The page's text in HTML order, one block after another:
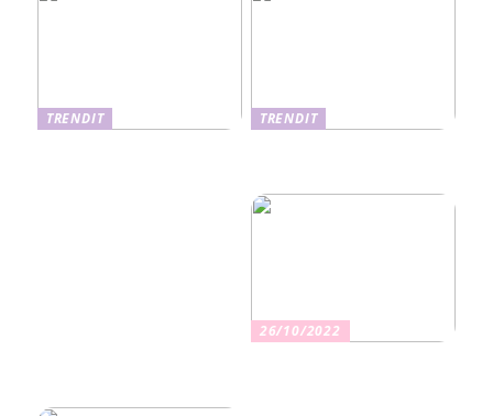
TRENDIT
TRENDIT
26/10/2022